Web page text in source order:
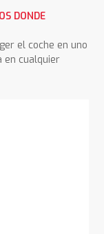
DONDE
el coche en uno
en cualquier